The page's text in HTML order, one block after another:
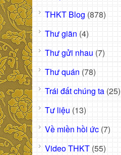
THKT Blog (878)
Thư giãn (4)
Thư gửi nhau (7)
Thư quán (78)
Trái đất chúng ta (25)
Tư liệu (13)
Về miền hồi ức (7)
Video THKT (55)